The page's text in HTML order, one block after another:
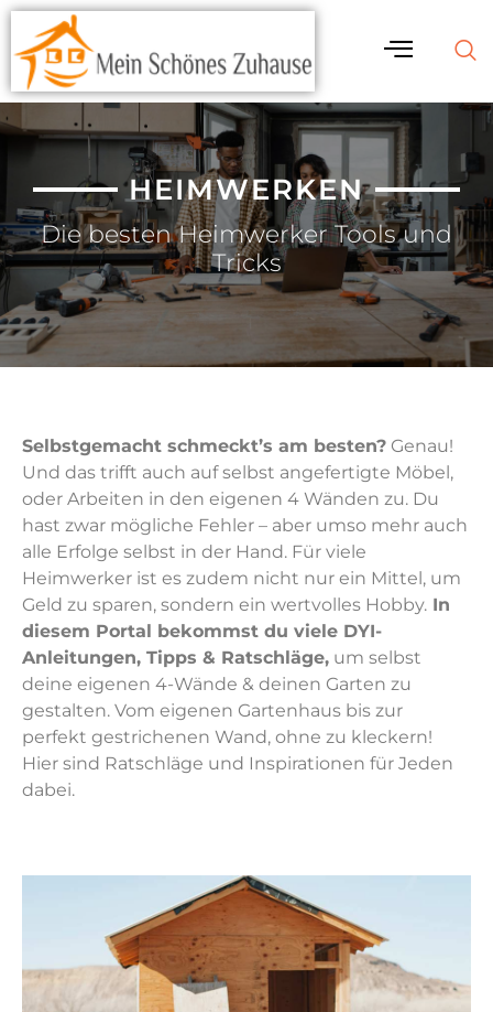
HEIMWERKEN
Die besten Heimwerker Tools und
Tricks
Selbstgemacht schmeckt’s am besten? Genau!
Und das trifft auch auf selbst angefertigte Möbel,
oder Arbeiten in den eigenen 4 Wänden zu. Du
hast zwar mögliche Fehler – aber umso mehr auch
alle Erfolge selbst in der Hand. Für viele
Heimwerker ist es zudem nicht nur ein Mittel, um
Geld zu sparen, sondern ein wertvolles Hobby. In
diesem Portal bekommst du viele DYI-
Anleitungen, Tipps & Ratschläge, um selbst
deine eigenen 4-Wände & deinen Garten zu
gestalten. Vom eigenen Gartenhaus bis zur
perfekt gestrichenen Wand, ohne zu kleckern!
Hier sind Ratschläge und Inspirationen für Jeden
dabei.